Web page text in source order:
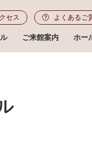
セス よくあるご
ご来館案内 ホー